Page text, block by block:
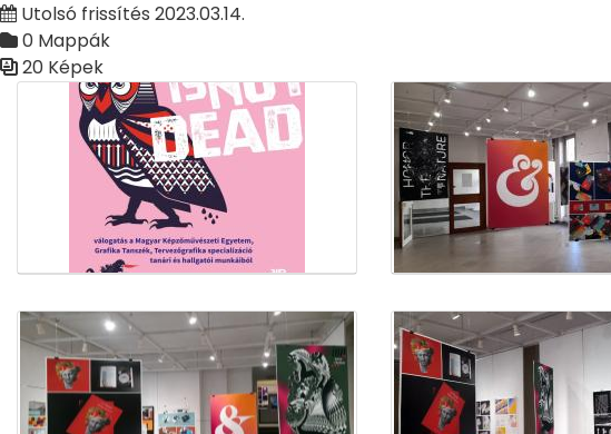
Utolsó frissítés 2023.03.14.
0 Mappák
20 Képek
Médiatár